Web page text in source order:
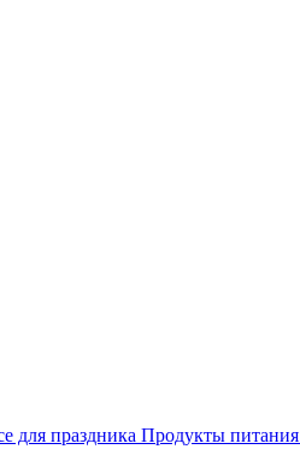
для праздника Продукты питания